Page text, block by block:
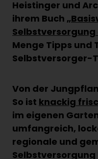
Heistinger und
ihrem Buch
Menge Tipps und
Selbstversorger-
Von der
So ist knackig
im eigenen
umfangreich,
regionale und